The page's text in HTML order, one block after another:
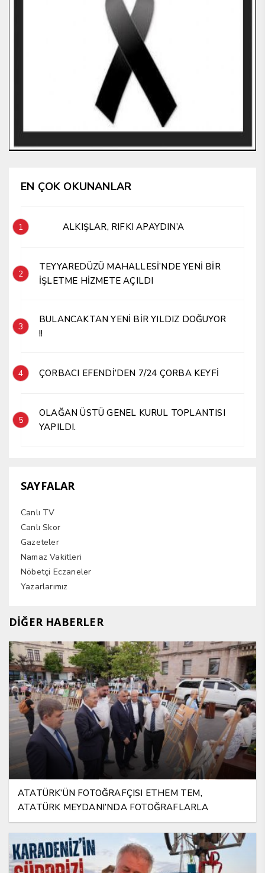
EN ÇOK OKUNANLAR
1 ALKIŞLAR, RIFKI APAYDIN’A
2
TEYYAREDÜZÜ MAHALLESİ’NDE YENİ BİR
İŞLETME HİZMETE AÇILDI
3
BULANCAKTAN YENİ BİR YILDIZ DOĞUYOR
!!
4 ÇORBACI EFENDİ’DEN 7/24 ÇORBA KEYFİ
5
OLAĞAN ÜSTÜ GENEL KURUL TOPLANTISI
YAPILDI.
SAYFALAR
Canlı TV
Canlı Skor
Gazeteler
Namaz Vakitleri
Nöbetçi Eczaneler
Yazarlarımız
DİĞER HABERLER
ATATÜRK’ÜN FOTOĞRAFÇISI ETHEM TEM,
ATATÜRK MEYDANI’NDA FOTOĞRAFLARLA
YAŞATILIYOR